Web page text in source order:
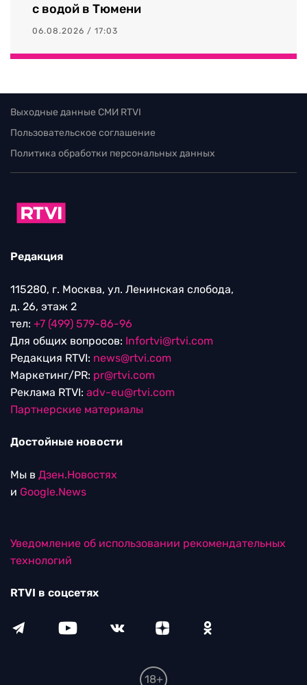
с водой в Тюмени
06.08.2026 / 17:03
Выходные данные СМИ RTVI
Пользовательское соглашение
Политика обработки персональных данных
Редакция
115280, г. Москва, ул. Ленинская слобода,
д. 26, этаж 2
тел: +7 (499) 579-86-96
Для общих вопросов: Infortvi@rtvi.com
Редакция RTVI: news@rtvi.com
Маркетинг/PR: pr@rtvi.com
Реклама RTVI: adv-eu@rtvi.com
Партнерские материалы
Достойные новости
Мы в Дзен.Новостях
и Google.News
Уведомление об использовании рекомендательных
технологий
RTVI в соцсетях
18+